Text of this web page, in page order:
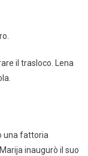
il trasloco. Lena
una fattoria
inaugurò il suo